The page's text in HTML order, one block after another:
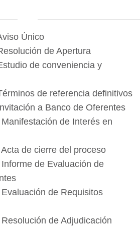
Único
de Apertura
de conveniencia y
de referencia definitivos
a Banco de Oferentes
de Interés en
de cierre del proceso
de Evaluación de
de Requisitos
de Adjudicación